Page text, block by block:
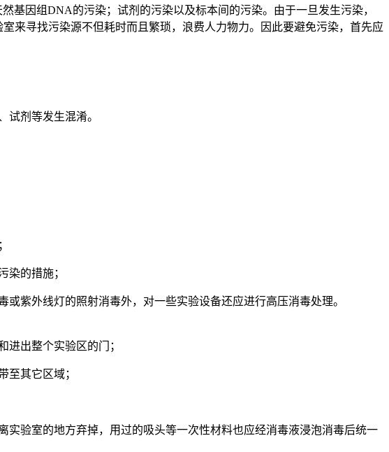
基因组DNA的污染；试剂的污染以及标本间的污染。由于一旦发生污染，
来寻找污染源不但耗时而且繁琐，浪费人力物力。因此要避免污染，首先应
试剂等发生混淆。
染的措施；
紫外线灯的照射消毒外，对一些实验设备还应进行高压消毒处理。
进出整个实验区的门；
至其它区域；
实验室的地方弃掉，用过的吸头等一次性材料也应经消毒液浸泡消毒后统一